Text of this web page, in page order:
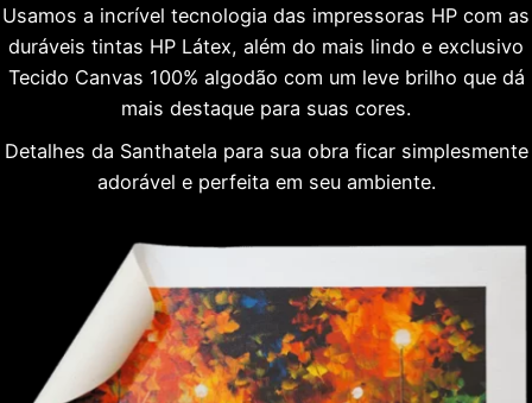
Usamos a incrível tecnologia das impressoras HP com as
duráveis tintas HP Látex, além do mais lindo e exclusivo
Tecido Canvas 100% algodão com um leve brilho que dá
mais destaque para suas cores.
Detalhes da Santhatela para sua obra ficar simplesmente
adorável e perfeita em seu ambiente.